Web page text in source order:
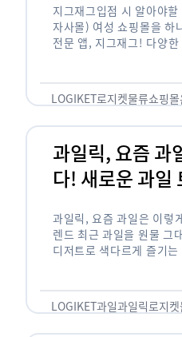
지그재그입점 시 알아야
자사몰) 여성 쇼핑몰을 하
전문 앱, 지그재그! 다양
LOGIKET로지켓물류쇼핑몰
과일릭, 요즘 과
다! 새로운 과일
과일릭, 요즘 과일은 이렇
렌드 최근 과일을 원물 그
디저트로 색다르게 즐기
…
LOGIKET과일과일릭로지켓